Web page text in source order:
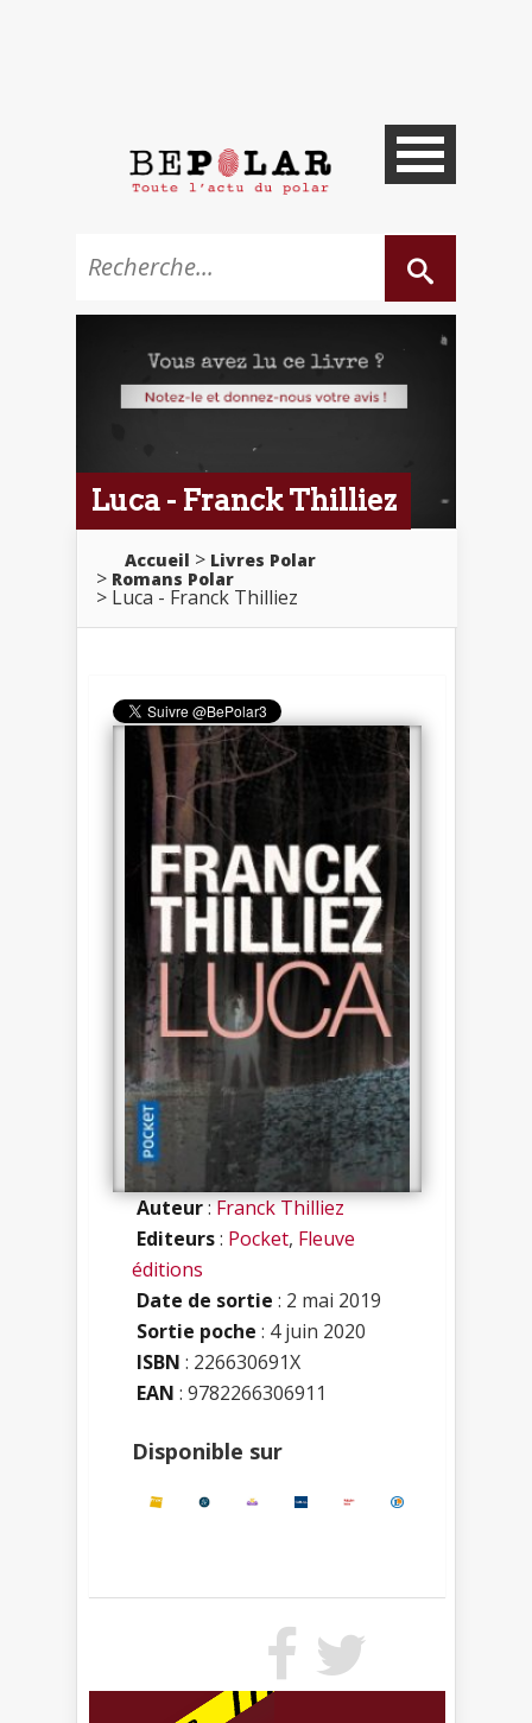
Luca - Franck Thilliez
Accueil
Livres Polar
Romans Polar
Luca - Franck Thilliez
Auteur:Franck Thilliez
Editeurs: Pocket, Fleuve
éditions
Date de sortie : 2 mai 2019
Sortie poche : 4 juin 2020
ISBN : 226630691X
EAN : 9782266306911
Disponible sur